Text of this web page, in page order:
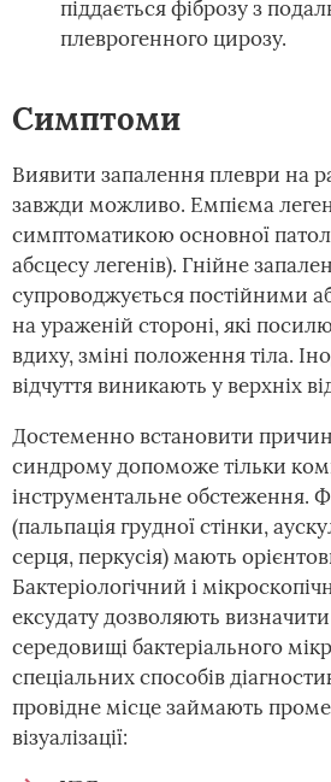
піддається фіброзу з
плеврогенного цирозу.
Симптоми
Виявити запалення плеври на
завжди можливо. Емпієма
симптоматикою основної
абсцесу легенів). Гнійне
супроводжується постійними
на ураженій стороні, які
вдиху, зміні положення тіла.
відчуття виникають у верхніх
Достеменно встановити
синдрому допоможе тільки
інструментальне обстеження.
(пальпація грудної стінки,
серця, перкусія) мають
Бактеріологічний і
ексудату дозволяють
середовищі бактеріального
спеціальних способів
провідне місце займають
візуалізації: